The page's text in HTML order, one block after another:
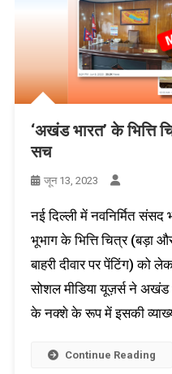
‘अखंड भारत’ के भित्ति
सच
जून 13, 2023
नई दिल्ली में नवनिर्मित संसद
भूभाग के भित्ति चित्र (बड़ा
बाहरी दीवार पर पेंटिंग) को
सोशल मीडिया यूज़र्स ने अखंड
के नक्शे के रूप में इसकी
Continue Reading